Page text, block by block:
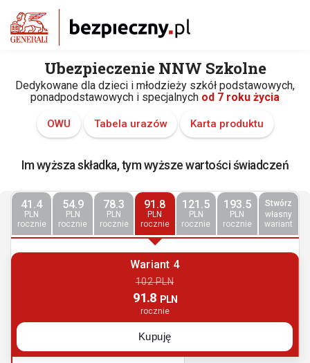
Ubezpieczenie NNW Szkolne
Dedykowane dla dzieci i młodzieży szkół podstawowych,
ponadpodstawowych i specjalnych od 7 roku życia
OWU Tabela urazów Karta produktu
Im wyższa składka, tym wyższe wartości świadczeń
41.4
PLN
rocznie
54.9
PLN
rocznie
78.3
PLN
rocznie
91.8
PLN
rocznie
121.5
PLN
rocznie
193.5
PLN
rocznie
Stwórz
własny
wariant
Wariant 4
102 PLN
91.8 PLN
rocznie
Kupuję